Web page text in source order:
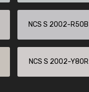
NCS S 2002-R50B
NCS S 2002-Y80R